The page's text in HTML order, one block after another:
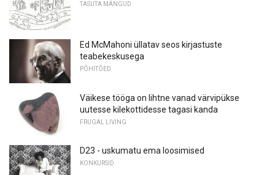
TASUTA MÄNGUD
Ed McMahoni üllatav seos kirjastuste
teabekeskusega
PÕHITÕED
Väikese tööga on lihtne vanad värvipükse
uutesse kilekottidesse tagasi kanda
FRUGAL LIVING
D23 - uskumatu ema loosimised
KONKURSID